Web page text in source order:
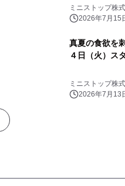
ミニストップ株
2026年7月15
真夏の食欲を
４日（火）ス
ミニストップ株
2026年7月13